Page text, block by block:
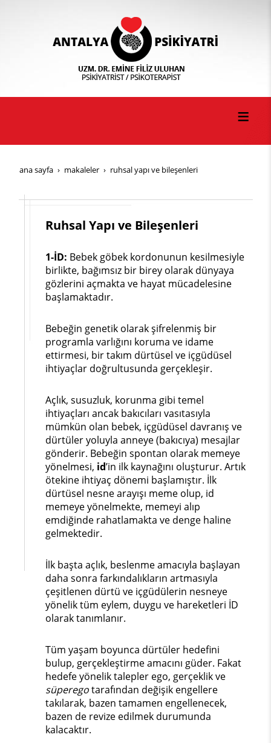
ana sayfa makaleler ruhsal yapı ve bileşenleri
Ruhsal Yapı ve Bileşenleri
1-İD: Bebek göbek kordonunun kesilmesiyle
birlikte, bağımsız bir birey olarak dünyaya
gözlerini açmakta ve hayat mücadelesine
başlamaktadır.
Bebeğin genetik olarak şifrelenmiş bir
programla varlığını koruma ve idame
ettirmesi, bir takım dürtüsel ve içgüdüsel
ihtiyaçlar doğrultusunda gerçekleşir.
Açlık, susuzluk, korunma gibi temel
ihtiyaçları ancak bakıcıları vasıtasıyla
mümkün olan bebek, içgüdüsel davranış ve
dürtüler yoluyla anneye (bakıcıya) mesajlar
gönderir. Bebeğin spontan olarak memeye
yönelmesi, id’in ilk kaynağını oluşturur. Artık
ötekine ihtiyaç dönemi başlamıştır. İlk
dürtüsel nesne arayışı meme olup, id
memeye yönelmekte, memeyi alıp
emdiğinde rahatlamakta ve denge haline
gelmektedir.
İlk başta açlık, beslenme amacıyla başlayan
daha sonra farkındalıkların artmasıyla
çeşitlenen dürtü ve içgüdülerin nesneye
yönelik tüm eylem, duygu ve hareketleri İD
olarak tanımlanır.
Tüm yaşam boyunca dürtüler hedefini
bulup, gerçekleştirme amacını güder. Fakat
hedefe yönelik talepler ego, gerçeklik ve
süperegotarafından değişik engellere
takılarak, bazen tamamen engellenecek,
bazen de revize edilmek durumunda
kalacaktır.